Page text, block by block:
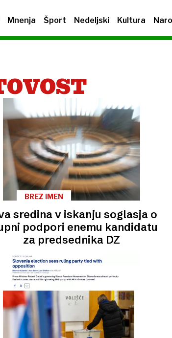
Mnenja Šport Nedeljski Kultura
BREZ IMEN
sredina v iskanju soglasja o
podpori enemu kandidatu
za predsednika DZ